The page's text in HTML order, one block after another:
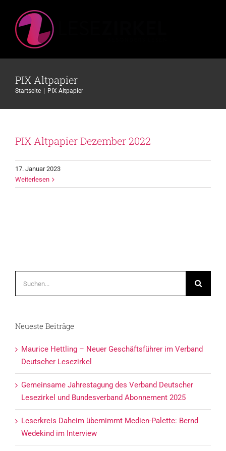
Inhalt
springen
PIX Altpapier
Startseite PIX Altpapier
PIX Altpapier Dezember 2022
17. Januar 2023
Weiterlesen
nach:
Neueste Beiträge
Maurice Hettling – Neuer Geschäftsführer im Verband
Deutscher Lesezirkel
Gemeinsame Jahrestagung des Verband Deutscher
Lesezirkel und Bundesverband Abonnement 2025
Leserkreis Daheim übernimmt Medien-Palette: Bernd
Wedekind im Interview